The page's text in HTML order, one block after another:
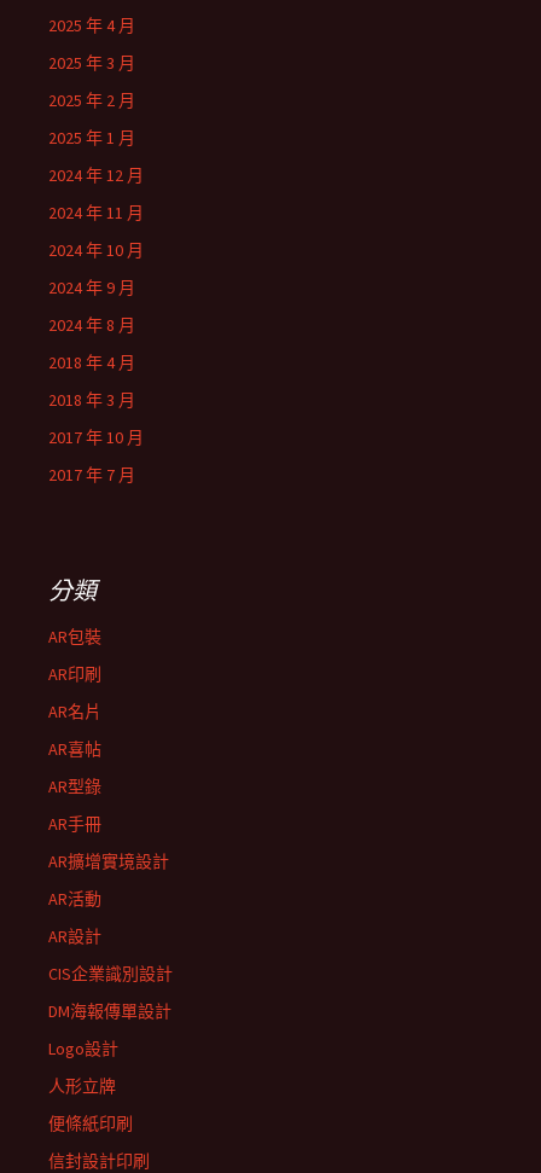
2025 年 4 月
2025 年 3 月
2025 年 2 月
2025 年 1 月
2024 年 12 月
2024 年 11 月
2024 年 10 月
2024 年 9 月
2024 年 8 月
2018 年 4 月
2018 年 3 月
2017 年 10 月
2017 年 7 月
分類
AR包裝
AR印刷
AR名片
AR喜帖
AR型錄
AR手冊
AR擴增實境設計
AR活動
AR設計
CIS企業識別設計
DM海報傳單設計
Logo設計
人形立牌
便條紙印刷
信封設計印刷